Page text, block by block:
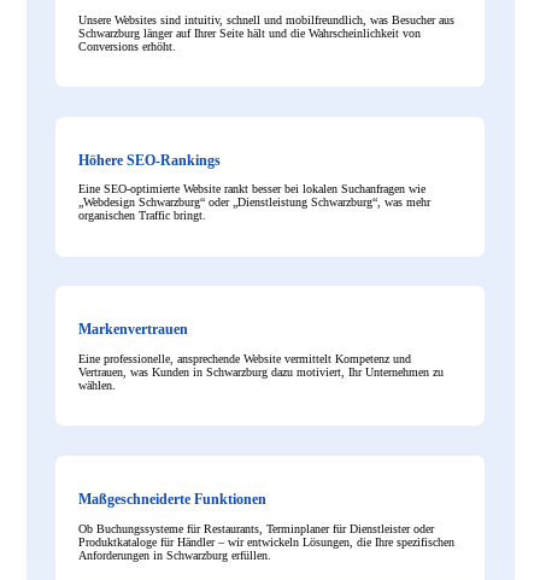
Unsere Websites sind intuitiv, schnell und mobilfreundlich, was Besucher aus
Schwarzburg länger auf Ihrer Seite hält und die Wahrscheinlichkeit von
Conversions erhöht.
Höhere SEO-Rankings
Eine SEO-optimierte Website rankt besser bei lokalen Suchanfragen wie
„Webdesign Schwarzburg“ oder „Dienstleistung Schwarzburg“, was mehr
organischen Traffic bringt.
Markenvertrauen
Eine professionelle, ansprechende Website vermittelt Kompetenz und
Vertrauen, was Kunden in Schwarzburg dazu motiviert, Ihr Unternehmen zu
wählen.
Maßgeschneiderte Funktionen
Ob Buchungssysteme für Restaurants, Terminplaner für Dienstleister oder
Produktkataloge für Händler – wir entwickeln Lösungen, die Ihre spezifischen
Anforderungen in Schwarzburg erfüllen.